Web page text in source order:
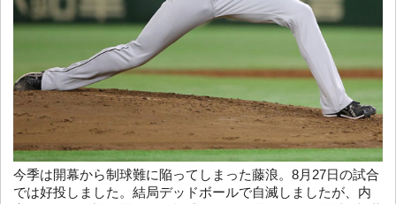
今季は開幕から制球難に陥ってしまった藤浪。8月27日の試合
では好投しました。結局デッドボールで自滅しましたが、内